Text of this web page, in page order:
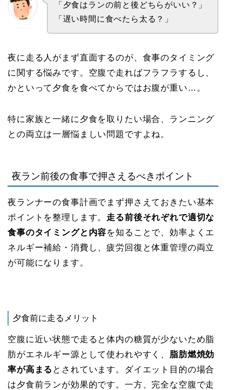
「夕食はランの前と後どちらがいい？」
「遅い時間に食べたら太る？」
夜に走る人がまず直面するのが、食事のタイミング
に関する悩みです。空腹で走ればフラフラするし、
かといって夕食を食べてからではお腹が重い…。
特に家族と一緒に夕食を取りたい場合、ランニング
との両立は一層悩ましい問題ですよね。
夜ラン前後の食事で押さえるべきポイント
夜ランナーの食事計画でまず押さえておきたい基本
ポイントを整理します。 走る前後それぞれで適切な
食事のタイミングと内容を知ることで、効率よくエ
ネルギー補給・消費し、疲労回復と体重管理の両立
が可能になります。
夕食前に走るメリット
空腹に近い状態で走ると体内の糖質が少ないため脂
肪がエネルギー源として使われやすく、 脂肪燃焼効
率が高まる とされています。ダイエット目的の場合
は夕食前ランが効果的です。一方、完全な空腹で走